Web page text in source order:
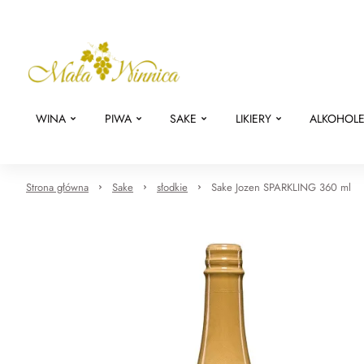
WINA PIWA SAKE LIKIERY
Strona główna Sake słodkie Sake Jozen SPARKLING 360 ml